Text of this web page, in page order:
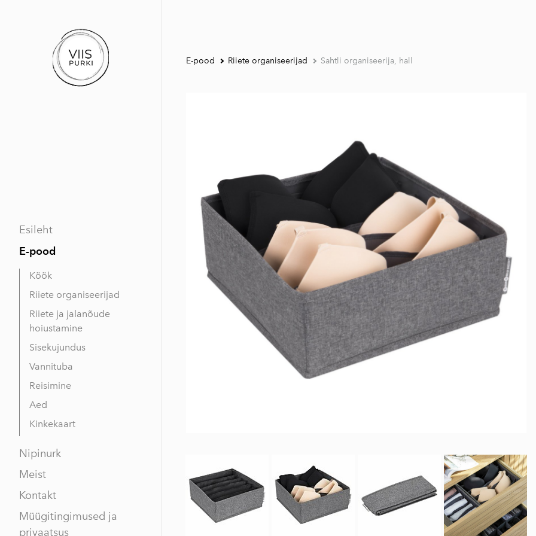
Esileht
E-pood
Köök
Riiete organiseerijad
Riiete ja jalanõude
hoiustamine
Sisekujundus
Vannituba
Reisimine
Aed
Kinkekaart
Nipinurk
Meist
Kontakt
Müügitingimused ja
privaatsus
E-pood Riiete organiseerijad Sahtli organiseerija, hall